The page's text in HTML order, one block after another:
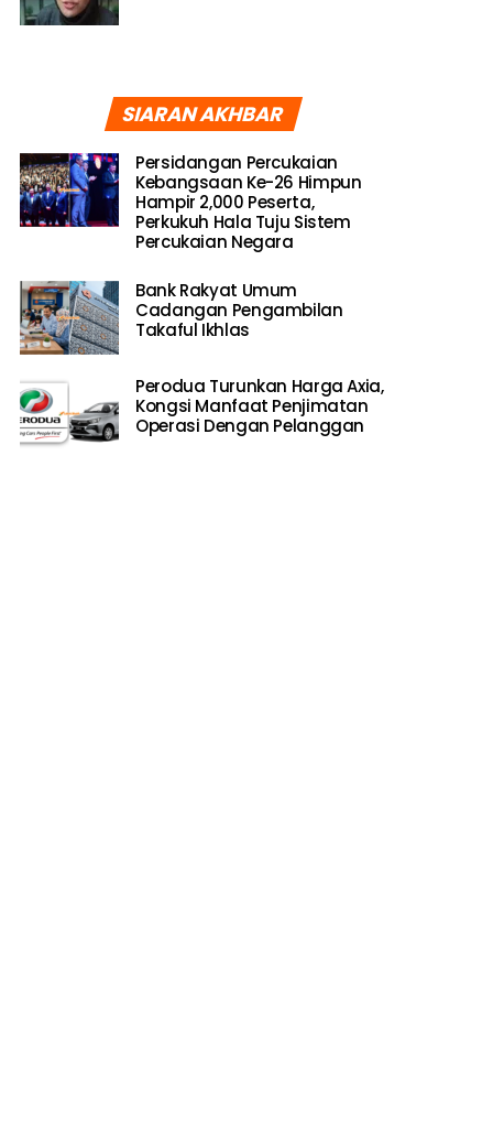
SIARAN AKHBAR
Persidangan Percukaian
Kebangsaan Ke-26 Himpun
Hampir 2,000 Peserta,
Perkukuh Hala Tuju Sistem
Percukaian Negara
Bank Rakyat Umum
Cadangan Pengambilan
Takaful Ikhlas
Perodua Turunkan Harga Axia,
Kongsi Manfaat Penjimatan
Operasi Dengan Pelanggan